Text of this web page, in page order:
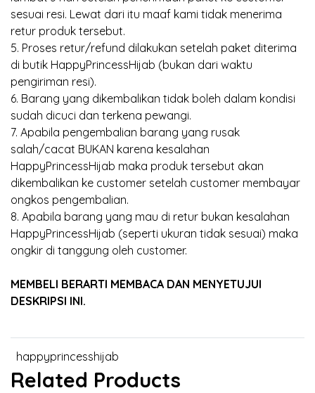
sesuai resi. Lewat dari itu maaf kami tidak menerima
retur produk tersebut.
5. Proses retur/refund dilakukan setelah paket diterima
di butik HappyPrincessHijab (bukan dari waktu
pengiriman resi).
6. Barang yang dikembalikan tidak boleh dalam kondisi
sudah dicuci dan terkena pewangi.
7. Apabila pengembalian barang yang rusak
salah/cacat BUKAN karena kesalahan
HappyPrincessHijab maka produk tersebut akan
dikembalikan ke customer setelah customer membayar
ongkos pengembalian.
8. Apabila barang yang mau di retur bukan kesalahan
HappyPrincessHijab (seperti ukuran tidak sesuai) maka
ongkir di tanggung oleh customer.
MEMBELI BERARTI MEMBACA DAN MENYETUJUI
DESKRIPSI INI.
happyprincesshijab
Related Products